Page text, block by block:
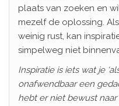
plaats van zoeken en
mezelf de oplossing.
weinig rust, kan
simpelweg niet
Inspiratie is iets wat je
onafwendbaar een
hebt er niet bewust